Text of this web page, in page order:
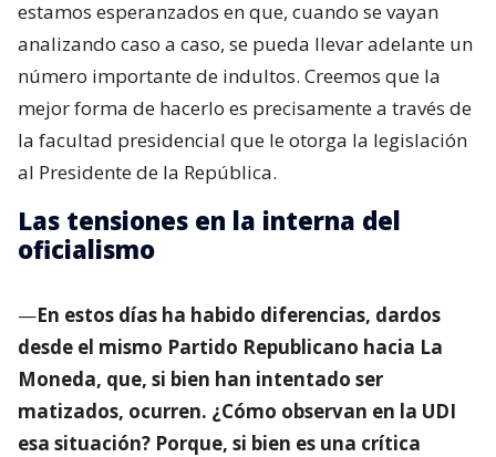
estamos esperanzados en que, cuando se vayan
analizando caso a caso, se pueda llevar adelante un
número importante de indultos. Creemos que la
mejor forma de hacerlo es precisamente a través de
la facultad presidencial que le otorga la legislación
al Presidente de la República.
Las tensiones en la interna del
oficialismo
—En estos días ha habido diferencias, dardos
desde el mismo Partido Republicano hacia La
Moneda, que, si bien han intentado ser
matizados, ocurren. ¿Cómo observan en la UDI
esa situación? Porque, si bien es una crítica